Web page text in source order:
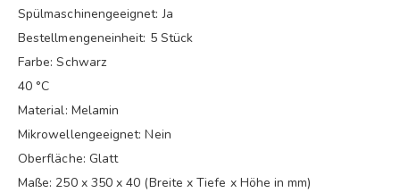
Spülmaschinengeeignet: Ja
Bestellmengeneinheit: 5 Stück
Farbe: Schwarz
40 °C
Material: Melamin
Mikrowellengeeignet: Nein
Oberfläche: Glatt
Maße: 250 x 350 x 40 (Breite x Tiefe x Höhe in mm)